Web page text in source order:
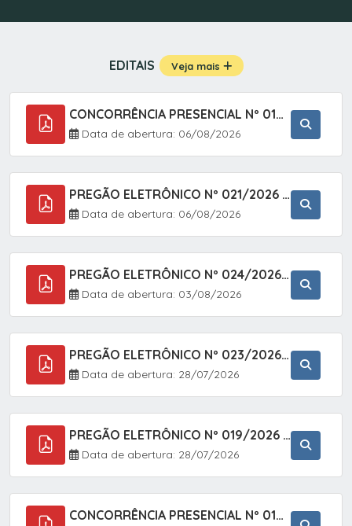
EDITAIS Veja mais
CONCORRÊNCIA PRESENCIAL Nº 019/2025 - PAVIMENTAÇÃO ASFÁLTICA EM TRECHO DA RUA 2 NO BAIRRO VILA SOARES NO MUNICÍPIO DE SETE BARRAS/SP.
Data de abertura: 06/08/2026
PREGÃO ELETRÔNICO Nº 021/2026 - AQUISIÇÃO DE CONTENTORES E CARRINHOS, DESTINADOS A COLETIVA E MANEJO DE RESÍDUOS SÓLIDOS, ATRAVÉS DO SISTEMA DE REGISTRO DE PREÇOS (SRP)
Data de abertura: 06/08/2026
PREGÃO ELETRÔNICO Nº 024/2026 - AQUISIÇÃO DE GÁS MEDICINAL TIPO OXIGÊNIO (1,00 M3, 3,00 M3 E 10,00 M3), EM ATENDIMENTO À SECRETARIA MUNICIPAL DE SAÚDE, ATRAVÉS DO SISTEMA DE REGISTRO DE PREÇOS (SRP)
Data de abertura: 03/08/2026
PREGÃO ELETRÔNICO Nº 023/2026 - AQUISIÇÃO DE ENXOVAL INFANTIL, EM ATENDIMENTO À SECRETARIA MUNICIPAL DE EDUCAÇÃO, ATRAVÉS DO SISTEMA DE REGISTRO DE PREÇOS (SRP).
Data de abertura: 28/07/2026
PREGÃO ELETRÔNICO Nº 019/2026 - CONTRATAÇÃO DE EMPRESA ESPECIALIZADA PARA A PRESTAÇÃO DE SERVIÇOS VETERINÁRIOS CLÍNICOS E CIRÚRGICOS, COM FOCO EM AÇÕES DE SAÚDE PÚBLICA, BEM-ESTAR ANIMAL E CONTROLE POPULACIONAL ÉTICO DE CÃES E GATOS, EM ATENDIMENTO À
Data de abertura: 28/07/2026
CONCORRÊNCIA PRESENCIAL Nº 018/2026 - PAVIMENTAÇÃO ASFÁLTICA NO BAIRRO VOTUPOCA ? ESTRADA DA RAPOSA, NO MUNICÍPIO DE SETE BARRAS/SP